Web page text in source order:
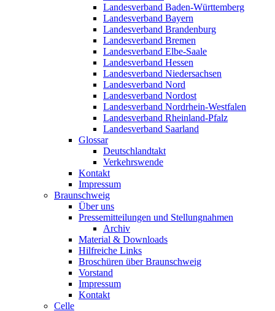
Landesverband Baden-Württemberg
Landesverband Bayern
Landesverband Brandenburg
Landesverband Bremen
Landesverband Elbe-Saale
Landesverband Hessen
Landesverband Niedersachsen
Landesverband Nord
Landesverband Nordost
Landesverband Nordrhein-Westfalen
Landesverband Rheinland-Pfalz
Landesverband Saarland
Glossar
Deutschlandtakt
Verkehrswende
Kontakt
Impressum
Braunschweig
Über uns
Pressemitteilungen und Stellungnahmen
Archiv
Material & Downloads
Hilfreiche Links
Broschüren über Braunschweig
Vorstand
Impressum
Kontakt
Celle